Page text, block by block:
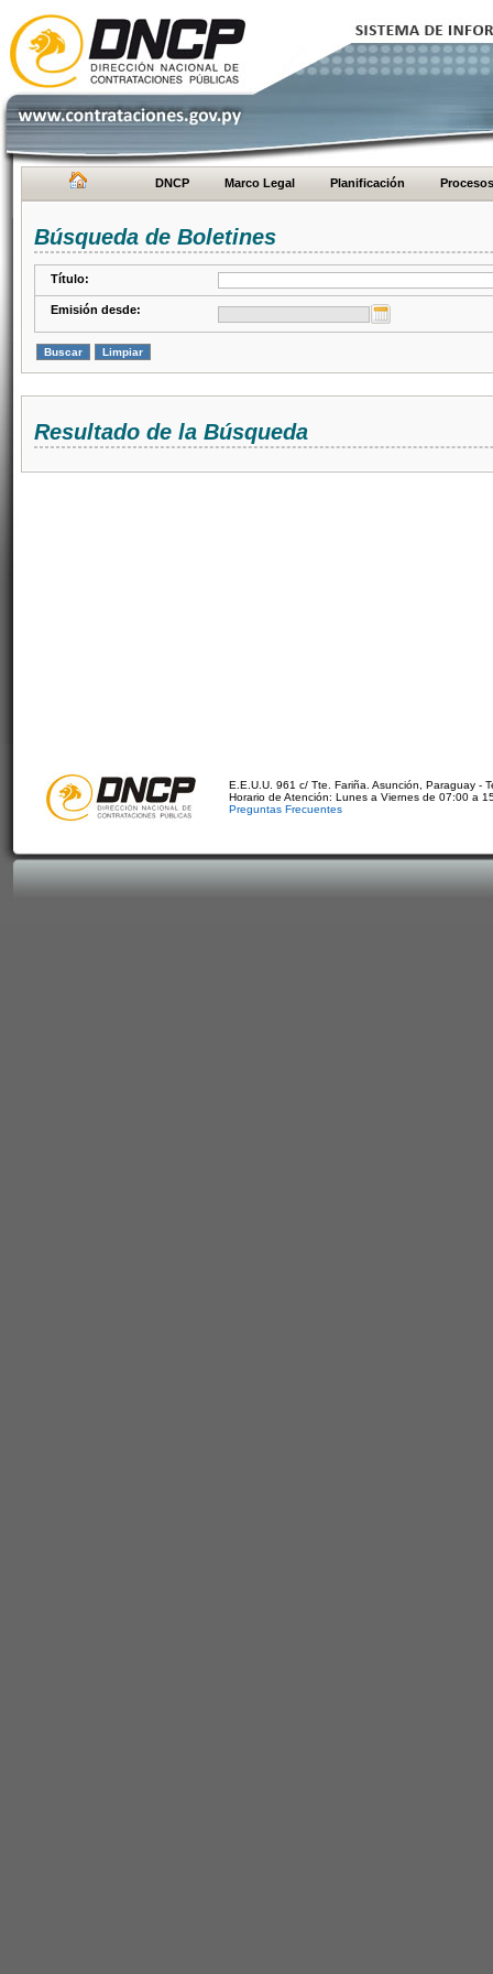
DNCP Marco Legal Planificación Procesos
Búsqueda de Boletines
Título:
Emisión desde:
Resultado de la Búsqueda
E.E.U.U. 961 c/ Tte. Fariña. Asunción, Paraguay -
Horario de Atención: Lunes a Viernes de 07:00 a
Preguntas Frecuentes